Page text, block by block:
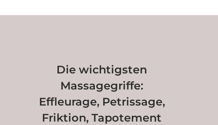
Die wichtigsten
Massagegriffe:
Effleurage, Petrissage,
Friktion, Tapotement